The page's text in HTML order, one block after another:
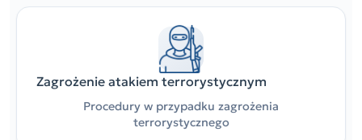
Zagrożenie atakiem terrorystycznym
Procedury w przypadku zagrożenia
terrorystycznego